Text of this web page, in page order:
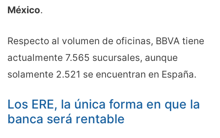
México.
Respecto al volumen de oficinas, BBVA tiene
actualmente 7.565 sucursales, aunque
solamente 2.521 se encuentran en España.
Los ERE, la única forma en que la
banca será rentable